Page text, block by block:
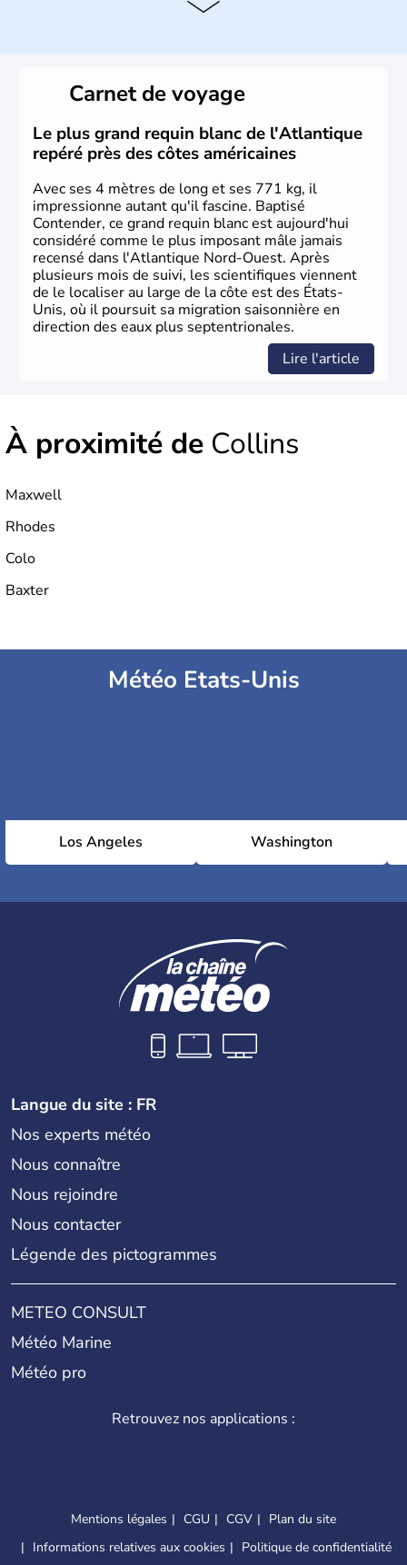
Plusieurs populations se sont succédées avant l'arrivée
des européens, suite à la découverte du continent par
Christophe Colomb en 1492. Les 13 colonies
britanniques proclament la Déclaration d'indépendance
en 1776 et adoptent leur première constitution en 1787.
La conquête de l'Ouest marque ensuite l'entrée dans une
phase de développement intense.
Carnet de voyage
Le plus grand requin blanc de l'Atlantique
repéré près des côtes américaines
Avec ses 4 mètres de long et ses 771 kg, il
impressionne autant qu'il fascine. Baptisé
Contender, ce grand requin blanc est aujourd'hui
considéré comme le plus imposant mâle jamais
recensé dans l'Atlantique Nord-Ouest. Après
plusieurs mois de suivi, les scientifiques viennent
de le localiser au large de la côte est des États-
Unis, où il poursuit sa migration saisonnière en
direction des eaux plus septentrionales.
Lire l'article
À proximité de Collins
Maxwell
Rhodes
Colo
Baxter
Météo Etats-Unis
Los Angeles Washington
Langue du site : FR
Nos experts météo
Nous connaître
Nous rejoindre
Nous contacter
Légende des pictogrammes
METEO CONSULT
Météo Marine
Météo pro
Retrouvez nos applications :
Mentions légales CGU CGV
Plan du site
Informations relatives aux cookies
Politique de confidentialité